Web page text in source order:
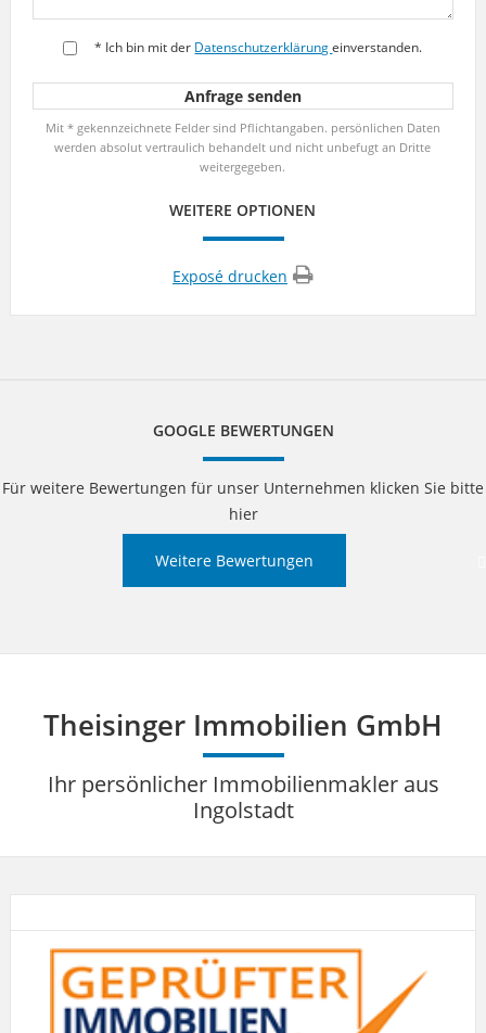
* Ich bin mit der Datenschutzerklärungeinverstanden.
Mit * gekennzeichnete Felder sind Pflichtangaben. persönlichen Daten
werden absolut vertraulich behandelt und nicht unbefugt an Dritte
weitergegeben.
WEITERE OPTIONEN
Exposé drucken
GOOGLE BEWERTUNGEN
Für weitere Bewertungen für unser Unternehmen klicken Sie bitte
hier
Weitere Bewertungen
Theisinger Immobilien GmbH
Ihr persönlicher Immobilienmakler aus
Ingolstadt